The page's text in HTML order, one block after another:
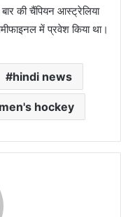
की चैंपियन आस्ट्रेलिया
में प्रवेश किया था।
hindi news
hockey